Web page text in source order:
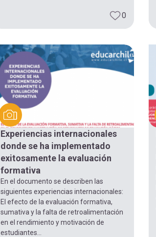
0
Experiencias internacionales
donde se ha implementado
exitosamente la evaluación
formativa
En el documento se describen las
siguientes experiencias internacionales:
El efecto de la evaluación formativa,
sumativa y la falta de retroalimentación
en el rendimiento y motivación de
estudiantes...